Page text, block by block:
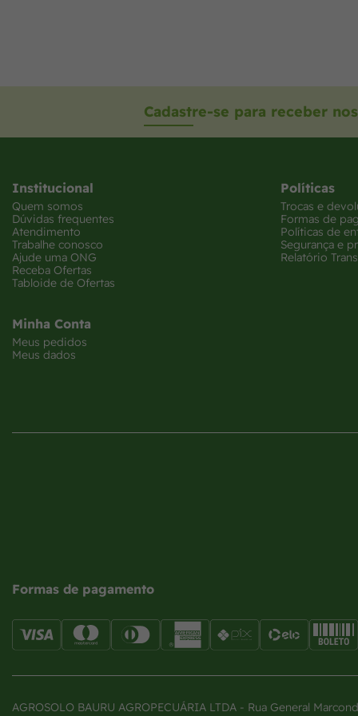
Cadastre-se para receber
Institucional
Quem somos
Dúvidas frequentes
Atendimento
Trabalhe conosco
Ajude uma ONG
Receba Ofertas
Tabloide de Ofertas
Minha Conta
Meus pedidos
Meus dados
Políticas
Trocas e
Formas de
Políticas de
Segurança e
Relatório
Formas de pagamento
AGROSOLO BAURU AGROPECUÁRIA LTDA - Rua General